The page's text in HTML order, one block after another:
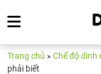
Trang chủ » Chế độ dinh
phải biết